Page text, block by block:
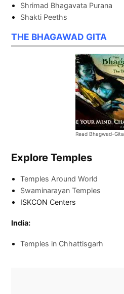
Shrimad Bhagavata Purana
Shakti Peeths
THE BHAGAWAD GITA
Read Bhagwad-Gita
Explore Temples
Temples Around World
Swaminarayan Temples
ISKCON Centers
India:
Temples in Chhattisgarh